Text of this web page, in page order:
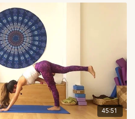
45:51